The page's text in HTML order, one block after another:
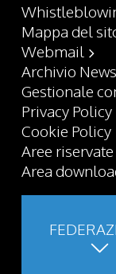
Mappa del
Webmail
Archivio News
Gestionale
Privacy Policy
Cookie Policy
Aree riservate
Area